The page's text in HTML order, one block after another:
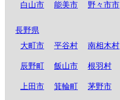
白山市 能美市 野々市市
長野県
大町市
平谷村 南相木村
辰野町 飯山市 根羽村
上田市 箕輪町 茅野市